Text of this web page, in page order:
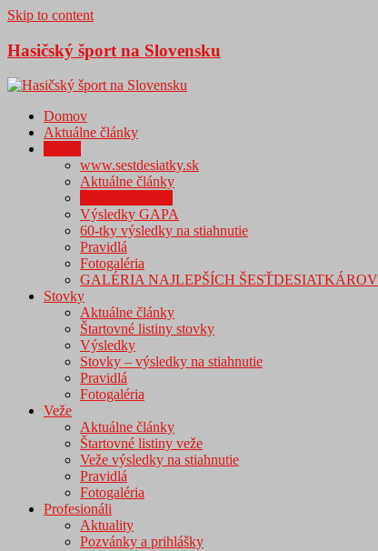
Skip to content
Hasičský šport na Slovensku
Domov
Aktuálne články
www.sestdesiatky.sk
Aktuálne články
Výsledky GAPA
60-tky výsledky na stiahnutie
Pravidlá
Fotogaléria
GALÉRIA NAJLEPŠÍCH ŠESŤDESIATKÁROV
Stovky
Aktuálne články
Štartovné listiny stovky
Výsledky
Stovky – výsledky na stiahnutie
Pravidlá
Fotogaléria
Veže
Aktuálne články
Štartovné listiny veže
Veže výsledky na stiahnutie
Pravidlá
Fotogaléria
Profesionáli
Aktuality
Pozvánky a prihlášky